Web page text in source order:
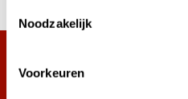
Noodzakelijk
Voorkeuren
Meer dan 38.000